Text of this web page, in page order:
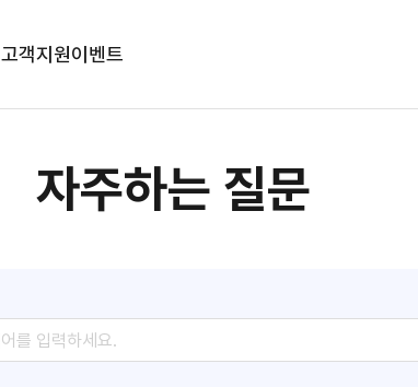
고객지원이벤트
자주하는 질문